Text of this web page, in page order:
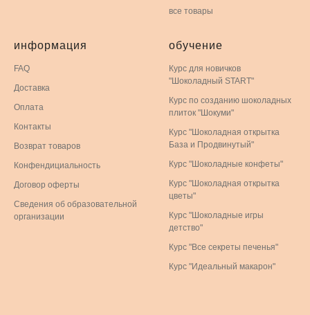
все товары
информация
FAQ
Доставка
Оплата
Контакты
Возврат товаров
Конфендициальность
Договор оферты
Сведения об образовательной
организации
обучение
Курс для новичков
"Шоколадный START"
Курс по созданию шоколадных
плиток "Шокуми"
Курс "Шоколадная открытка
База и Продвинутый"
Курс "Шоколадные конфеты"
Курс "Шоколадная открытка
цветы"
Курс "Шоколадные игры
детство"
Курс "Все секреты печенья"
Курс "Идеальный макарон"